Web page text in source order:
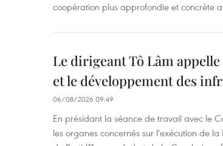
coopération plus approfondie et concrète
Le dirigeant Tô Lâm
et le développement des
06/08/2026 09:49
En présidant la séance de travail avec le
les organes concernés sur l'exécution de